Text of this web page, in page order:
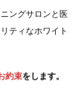
ングサロンと医
ティなホワイト
約束をします。